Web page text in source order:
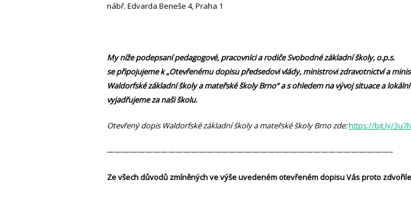
nábř. Edvarda Beneše 4, Praha 1
My níže podepsaní pedagogové, pracovníci a rodiče Svobodné základní školy, o.p.s.
se připojujeme k „Otevřenému dopisu předsedovi vlády, ministrovi zdravotnictví a
Waldorfské základní školy a mateřské školy Brno“ a s ohledem na vývoj situace a
vyjadřujeme za naši školu.
Otevřený dopis Waldorfské základní školy a mateřské školy Brno zde:https://bit.ly/
—————————————————————————————————————–
Ze všech důvodů zmíněných ve výše uvedeném otevřeném dopisu Vás proto